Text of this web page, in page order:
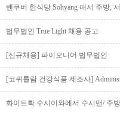
밴쿠버 한식당 Sohyang 애서 주방,
법무법인 True Light 채용 공고
[신규채용] 파이오니어 법무법인
[코퀴틀람 건강식품 제조사]
화이트롹 수시이와에서 수시맨/ 주